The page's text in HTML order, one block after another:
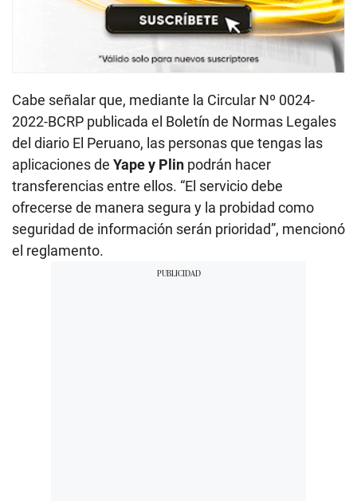
Cabe señalar que, mediante la Circular Nº 0024-
2022-BCRP publicada el Boletín de Normas Legales
del diario El Peruano, las personas que tengas las
aplicaciones de Yape y Plin podrán hacer
transferencias entre ellos. “El servicio debe
ofrecerse de manera segura y la probidad como
seguridad de información serán prioridad”, mencionó
el reglamento.